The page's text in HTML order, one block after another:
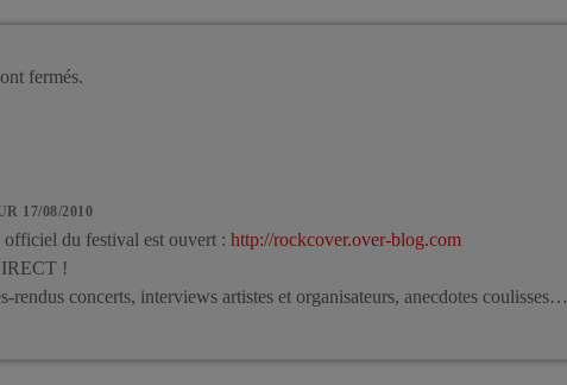
fermés.
17/08/2010
du festival est ouvert : http://rockcover.over-blog.com
!
rendus concerts, interviews artistes et organisateurs, anecdotes coulisses…